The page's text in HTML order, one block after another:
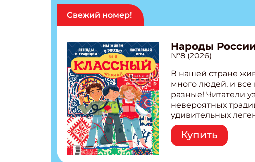
Свежий номер!
Народы России
№8 (2026)
В нашей стране
много людей, и
разные! Читатели
невероятных
удивительных
народов России!
Легенды татар,
бурятов Настольная
Купить